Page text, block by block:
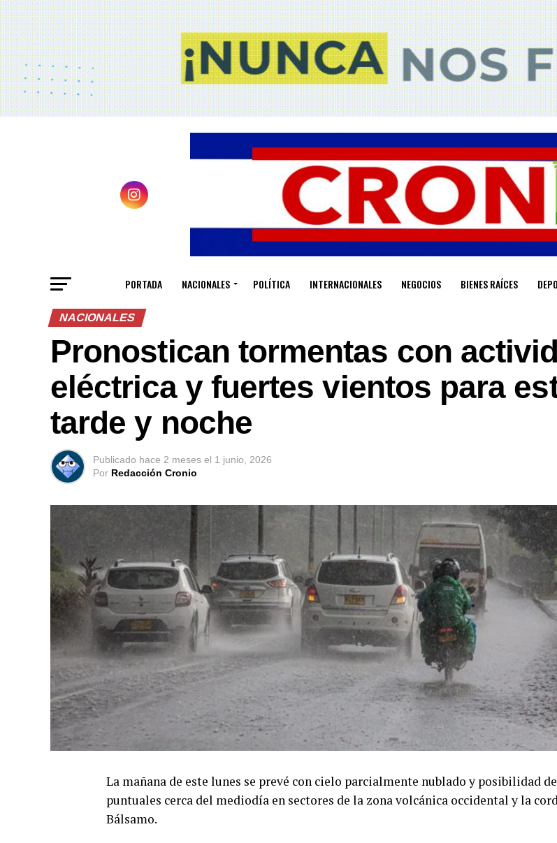
PORTADA NACIONALES POLÍTICA INTERNACIONALES NEGOCIOS BIENES RAÍCES
NACIONALES
Pronostican tormentas con
eléctrica y fuertes vientos para
tarde y noche
Publicado hace 2 meses el 1 junio, 2026
Por Redacción Cronio
La mañana de este lunes se prevé con cielo parcialmente nublado y posibilidad
puntuales cerca del mediodía en sectores de la zona volcánica occidental y la
Bálsamo.